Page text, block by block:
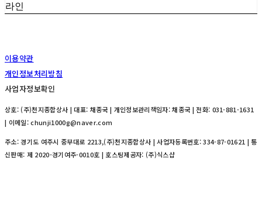
라인
이용약관
개인정보처리방침
사업자정보확인
상호: (주)천지종합상사 | 대표: 채종국 | 개인정보관리책임자: 채종국 | 전화: 031-881-1631
| 이메일: chunji1000g@naver.com
주소: 경기도 여주시 중부대로 2213,(주)천지종합상사 | 사업자등록번호:334-87-01621 | 통
신판매: 제 2020-경기여주-0010호 | 호스팅제공자: (주)식스샵